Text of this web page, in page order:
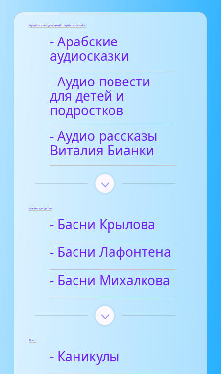
Аудиосказки для детей слушать онлайн
- Арабские
аудиосказки
- Аудио повести
для детей и
подростков
- Аудио рассказы
Виталия Бианки
Басни для детей
- Басни Крылова
- Басни Лафонтена
- Басни Михалкова
Блог
- Каникулы